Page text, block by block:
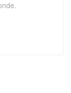
de
morceaux de